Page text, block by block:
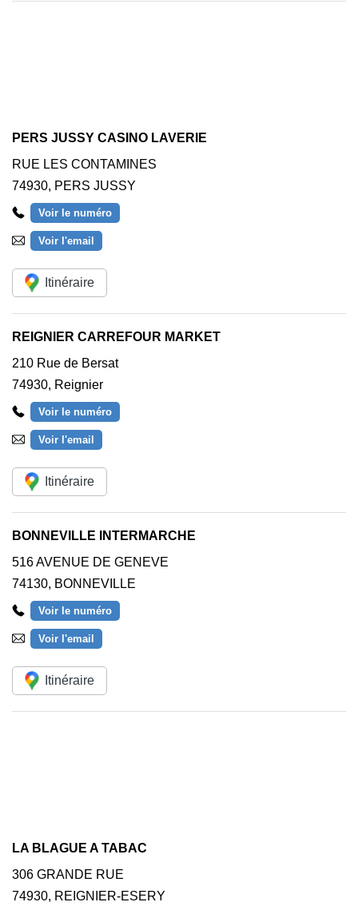
PERS JUSSY CASINO LAVERIE
RUE LES CONTAMINES
74930, PERS JUSSY
Voir le numéro
Voir l'email
Itinéraire
REIGNIER CARREFOUR MARKET
210 Rue de Bersat
74930, Reignier
Voir le numéro
Voir l'email
Itinéraire
BONNEVILLE INTERMARCHE
516 AVENUE DE GENEVE
74130, BONNEVILLE
Voir le numéro
Voir l'email
Itinéraire
LA BLAGUE A TABAC
306 GRANDE RUE
74930, REIGNIER-ESERY